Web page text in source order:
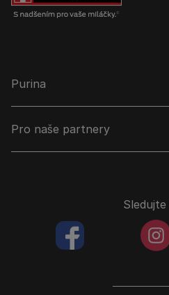
Purina
Pro naše partnery
Sledujte
facebookColored